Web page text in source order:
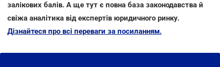
залікових балів. А ще тут є повна база законодавства й
свіжа аналітика від експертів юридичного ринку.
Дізнайтеся про всі переваги за посиланням.